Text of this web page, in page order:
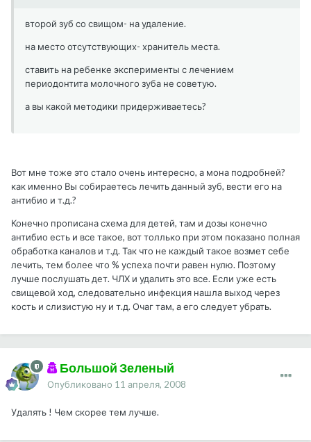
второй зуб со свищом- на удаление.
на место отсутствующих- хранитель места.
ставить на ребенке эксперименты с лечением
периодонтита молочного зуба не советую.
а вы какой методики придерживаетесь?
Вот мне тоже это стало очень интересно, а мона подробней?
как именно Вы собираетесь лечить данный зуб, вести его на
антибио и т.д.?
Конечно прописана схема для детей, там и дозы конечно
антибио есть и все такое, вот толлько при этом показано полная
обработка каналов и т.д. Так что не каждый такое возмет себе
лечить, тем более что % успеха почти равен нулю. Поэтому
лучше послушать дет. ЧЛХ и удалить это все. Если уже есть
свищевой ход, следовательно инфекция нашла выход через
кость и слизистую ну и т.д. Очаг там, а его следует убрать.
Большой Зеленый
Опубликовано 11 апреля, 2008
Удалять ! Чем скорее тем лучше.